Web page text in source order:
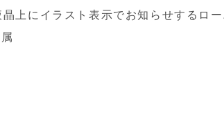
上にイラスト表示でお知らせするロ